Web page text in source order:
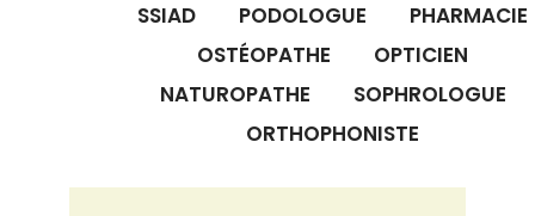
SSIAD
PODOLOGUE
PHARMACIE
OSTÉOPATHE
OPTICIEN
NATUROPATHE
SOPHROLOGUE
ORTHOPHONISTE